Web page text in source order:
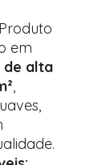
em
alta
,